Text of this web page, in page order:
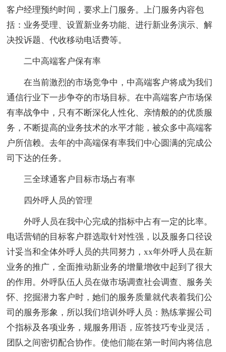
客户经理预约时间，要求上门服务。上门服务内容包
括：业务受理、设置新业务功能、进行新业务演示、解
决投诉题、代收移动电话费等。
二中高端客户保有率
在当前激烈的市场竞争中，中高端客户将成为我们
通信行业下一步争夺的市场目标。在中高端客户市场保
有率战争中，只有不断深化人性化、亲情般的的优质服
务，不断提高的业务技术的水平才能，被众多中高端客
户所信赖。去年的中高端保有率我们中心圆满的完成公
司下达的任务。
三全球通客户目标市场占有率
四外呼人员的管理
外呼人员在我中心完成的指标中占有一定的比率。
电话营销的目标客户群选取针对性强，以及服务口径设
计妥当和全体外呼人员的共同努力，xx年外呼人员在新
业务的推广，全面推动新业务的增量增收中起到了很大
的作用。外呼队伍人员在做市场调查社会调查、服务关
怀、挖掘潜力客户时，她们的服务质量就代表着我们公
司的服务形象，所以我们培训外呼人员：熟练掌握公司
个指标及各项业务，规服务用语，应答技巧专业灵活，
团队之间密切配合协作。使他们能在第一时间内将信息